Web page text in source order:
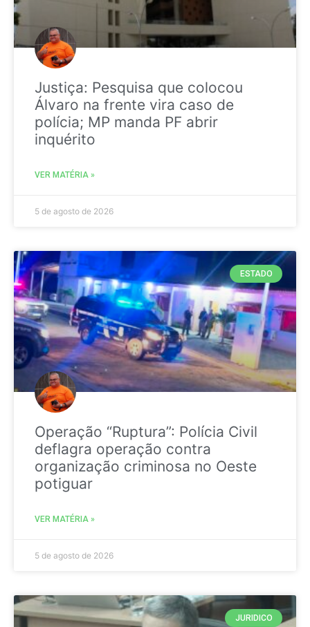
Justiça: Pesquisa que colocou
Álvaro na frente vira caso de
polícia; MP manda PF abrir
inquérito
VER MATÉRIA »
5 de agosto de 2026
ESTADO
Operação “Ruptura”: Polícia Civil
deflagra operação contra
organização criminosa no Oeste
potiguar
VER MATÉRIA »
5 de agosto de 2026
JURIDICO